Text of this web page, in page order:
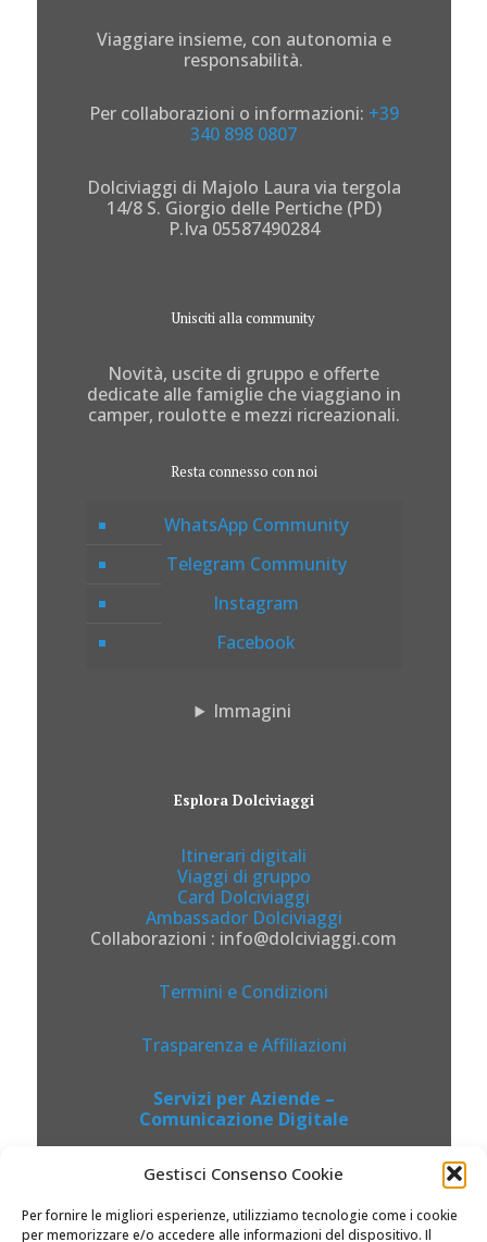
Gestisci Consenso Cookie
Per fornire le migliori esperienze, utilizziamo tecnologie come i cookie
per memorizzare e/o accedere alle informazioni del dispositivo. Il
Viaggiare insieme, con autonomia e
responsabilità.
Per collaborazioni o informazioni: +39
340 898 0807
Dolciviaggi di Majolo Laura via tergola
14/8 S. Giorgio delle Pertiche (PD)
P.Iva 05587490284
Unisciti alla community
Novità, uscite di gruppo e offerte
dedicate alle famiglie che viaggiano in
camper, roulotte e mezzi ricreazionali.
Resta connesso con noi
WhatsApp Community
Telegram Community
Instagram
Facebook
Immagini
Esplora Dolciviaggi
Itinerari digitali
Viaggi di gruppo
Card Dolciviaggi
Ambassador Dolciviaggi
Collaborazioni : info@dolciviaggi.com
Termini e Condizioni
Trasparenza e Affiliazioni
Servizi per Aziende –
Comunicazione Digitale